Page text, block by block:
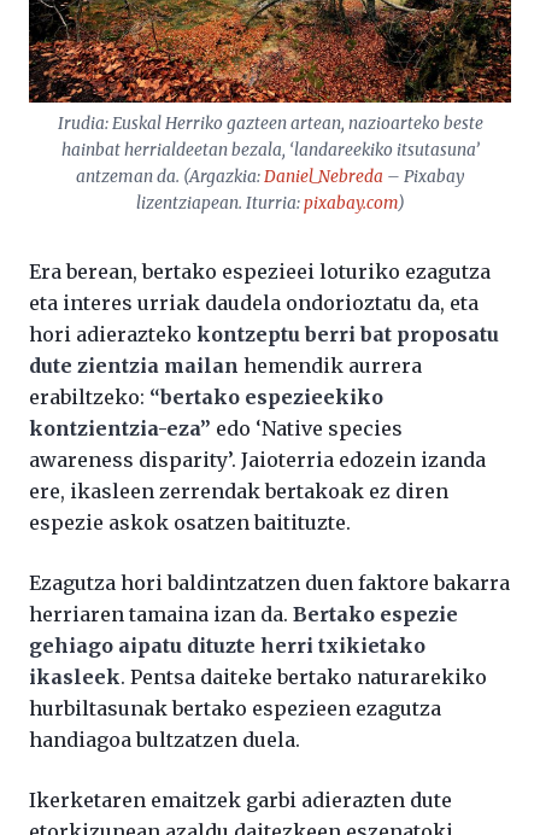
Irudia: Euskal Herriko gazteen artean, nazioarteko beste
hainbat herrialdeetan bezala, ‘landareekiko itsutasuna’
antzeman da. (Argazkia:Daniel_Nebreda – Pixabay
lizentziapean. Iturria:pixabay.com)
Era berean, bertako espezieei loturiko ezagutza
eta interes urriak daudela ondorioztatu da, eta
hori adierazteko kontzeptu berri bat proposatu
dute zientzia mailan hemendik aurrera
erabiltzeko: “bertako espezieekiko
kontzientzia-eza” edo ‘Native species
awareness disparity’. Jaioterria edozein izanda
ere, ikasleen zerrendak bertakoak ez diren
espezie askok osatzen baitituzte.
Ezagutza hori baldintzatzen duen faktore bakarra
herriaren tamaina izan da. Bertako espezie
gehiago aipatu dituzte herri txikietako
ikasleek. Pentsa daiteke bertako naturarekiko
hurbiltasunak bertako espezieen ezagutza
handiagoa bultzatzen duela.
Ikerketaren emaitzek garbi adierazten dute